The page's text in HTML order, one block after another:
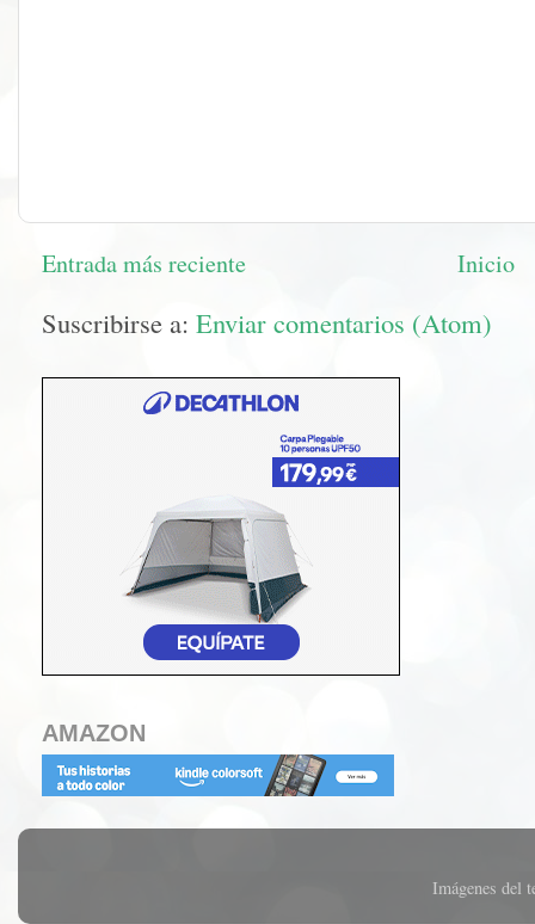
Entrada más reciente Inicio
Suscribirse a: Enviar comentarios (Atom)
AMAZON
Imágenes del